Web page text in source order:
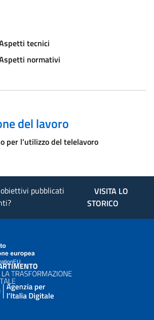
tecnici
normativi
del lavoro
per l’utilizzo del telelavoro
pubblicati
VISITA LO
STORICO